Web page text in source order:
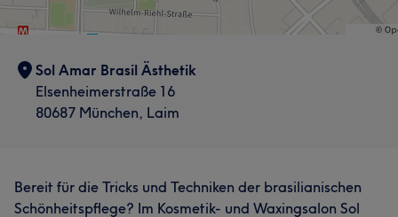
Sol Amar Brasil Ästhetik
Elsenheimerstraße 16
80687 München, Laim
Bereit für die Tricks und Techniken der brasilianischen
Schönheitspflege? Im Kosmetik- und Waxingsalon Sol